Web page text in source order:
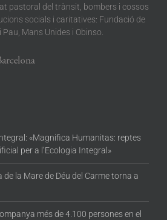
pastoral del trànsit, bombers i cossos
socials i caritatives: Fundació de
Mans Unides i Obinso.
«Magnifica Humanitas: reptes
per a l’Ecologia Integral»
la Mare de Déu del Carme torna a
més de 4.100 persones en el